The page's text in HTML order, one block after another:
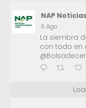
NAP
6 Ago
La siembra
con todo en